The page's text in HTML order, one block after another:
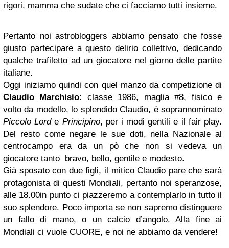
rigori, mamma che sudate che ci facciamo tutti insieme.
Pertanto noi astrobloggers abbiamo pensato che fosse
giusto partecipare a questo delirio collettivo, dedicando
qualche trafiletto ad un giocatore nel giorno delle partite
italiane.
Oggi iniziamo quindi con quel manzo da competizione di
Claudio Marchisio: classe 1986, maglia #8, fisico e
volto da modello, lo splendido Claudio, è soprannominato
Piccolo Lorde Principino, per i modi gentili e il fair play.
Del resto come negare le sue doti, nella Nazionale al
centrocampo era da un pò che non si vedeva un
giocatore tanto bravo, bello, gentile e modesto.
Già sposato con due figli, il mitico Claudio pare che sarà
protagonista di questi Mondiali, pertanto noi speranzose,
alle 18.00in punto ci piazzeremo a contemplarlo in tutto il
suo splendore. Poco importa se non sapremo distinguere
un fallo di mano, o un calcio d’angolo. Alla fine ai
Mondiali ci vuole CUORE, e noi ne abbiamo da vendere!